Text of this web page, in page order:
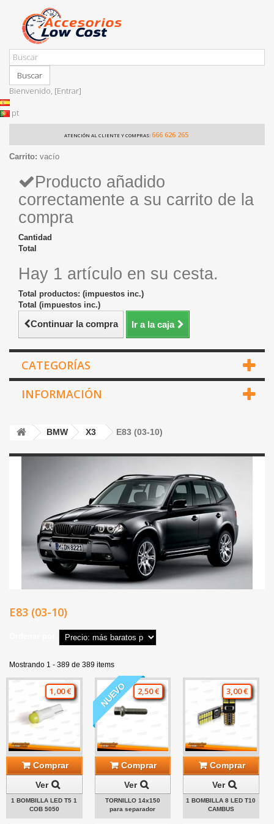
Buscar
Bienvenido, [Entrar]
pt
ATENCIÓN AL CLIENTE Y COMPRAS: 666 626 265
Carrito: vacío
Producto añadido
correctamente a su carrito de la
compra
Cantidad
Total
Hay 1 artículo en su cesta.
Total productos: (impuestos inc.)
Total (impuestos inc.)
Continuar la compra Ir a la caja
CATEGORÍAS
INFORMACIÓN
BMW X3 E83 (03-10)
E83 (03-10)
Mostrando 1 - 389 de 389 items
1,00 €
Comprar
Ver
1 BOMBILLA LED T5 1
COB 5050
NUEVO 2,50 €
Comprar
Ver
TORNILLO 14x150
para separador
3,00 €
Comprar
Ver
1 BOMBILLA 8 LED T10
CAMBUS